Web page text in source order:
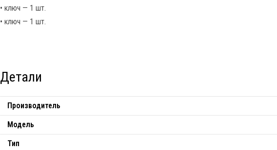
• ключ — 1 шт.
• ключ — 1 шт.
Детали
Производитель
Модель
Тип